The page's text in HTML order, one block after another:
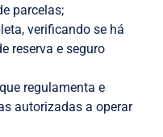
parcelas;
verificando se há
reserva e seguro
regulamenta e
autorizadas a operar